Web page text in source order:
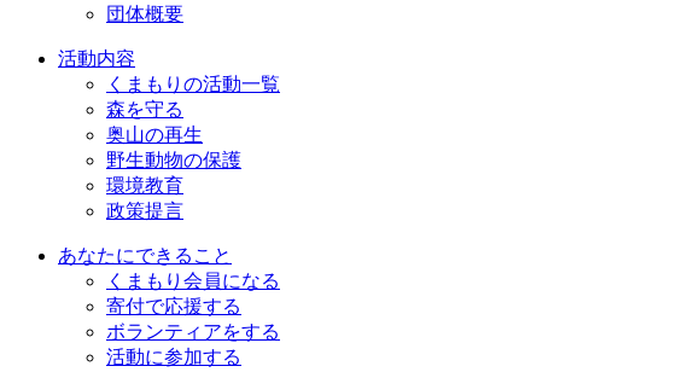
団体概要
活動内容
くまもりの活動一覧
森を守る
奥山の再生
野生動物の保護
環境教育
政策提言
あなたにできること
くまもり会員になる
寄付で応援する
ボランティアをする
活動に参加する